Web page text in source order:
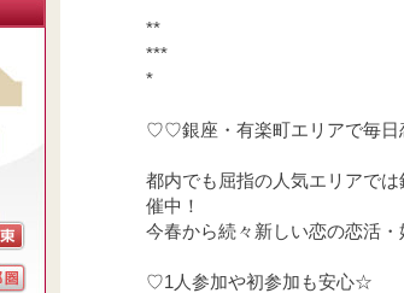
**
***
*
♡♡銀座・有楽町エリアで毎
都内でも屈指の人気エリアで
催中！
今春から続々新しい恋の恋活
♡1人参加や初参加も安心☆